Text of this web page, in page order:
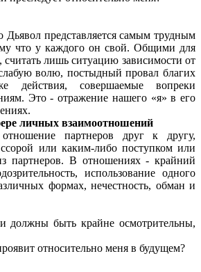
Дьявол представляется самым трудным
что у каждого он свой. Общими для
лишь ситуацию зависимости от
волю, постыдный провал благих
действия, совершаемые вопреки
Это - отражение нашего «я» в его
личных взаимоотношений
партнеров друг к другу,
или каким-либо поступком или
партнеров. В отношениях - крайний
использование одного
формах, нечестность, обман и
должны быть крайне осмотрительны,
относительно меня в будущем?